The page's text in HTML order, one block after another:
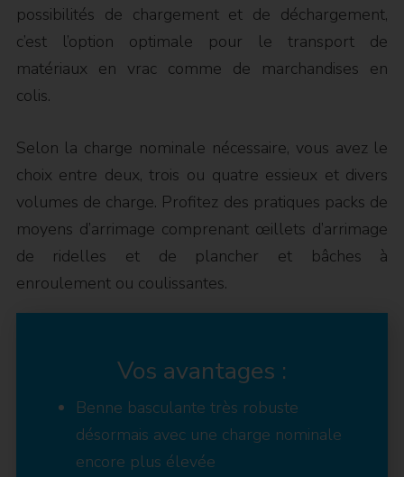
possibilités de chargement et de déchargement,
c’est l’option optimale pour le transport de
matériaux en vrac comme de marchandises en
colis.
Selon la charge nominale nécessaire, vous avez le
choix entre deux, trois ou quatre essieux et divers
volumes de charge. Profitez des pratiques packs de
moyens d’arrimage comprenant œillets d’arrimage
de ridelles et de plancher et bâches à
enroulement ou coulissantes.
Vos avantages :
Benne basculante très robuste
désormais avec une charge nominale
encore plus élevée